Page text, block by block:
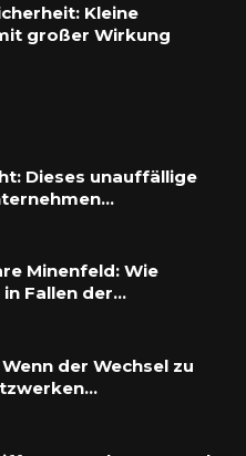
Kleine
großer Wirkung
Dieses unauffällige
Minenfeld: Wie
Fallen der…
Wenn der Wechsel zu